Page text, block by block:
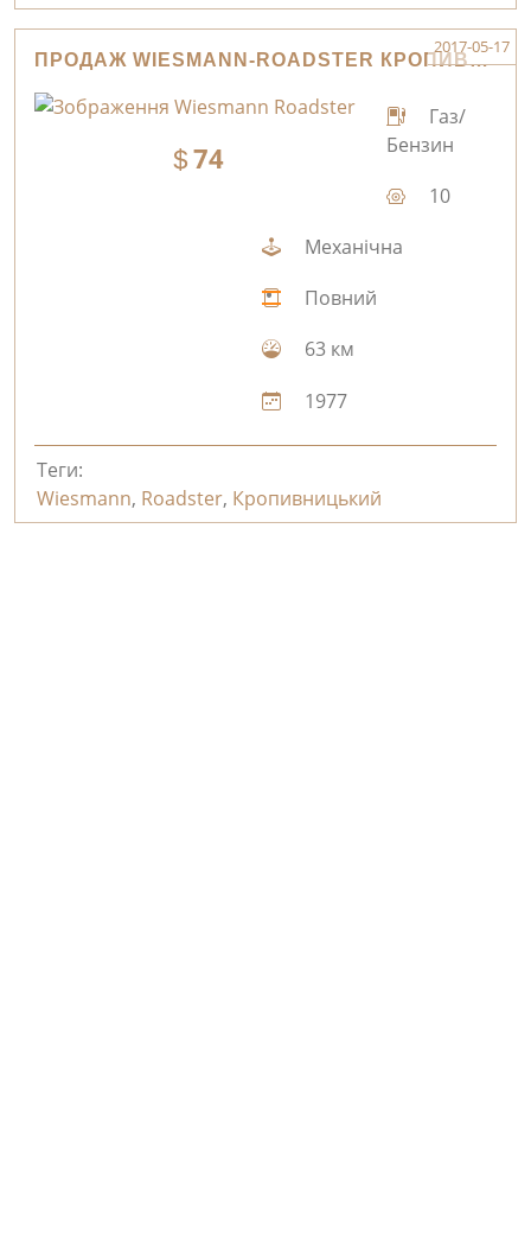
ПРОДАЖ WIESMANN-ROADSTER КРОПИВНИЦЬКИЙ
2017-05-17
74
Газ/
Бензин
10
Механічна
Повний
63 км
1977
Теги:
Wiesmann, Roadster, Кропивницький